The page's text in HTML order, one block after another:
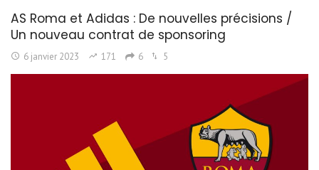
AS Roma et Adidas : De nouvelles précisions /
Un nouveau contrat de sponsoring
6 janvier 2023 171 6 5